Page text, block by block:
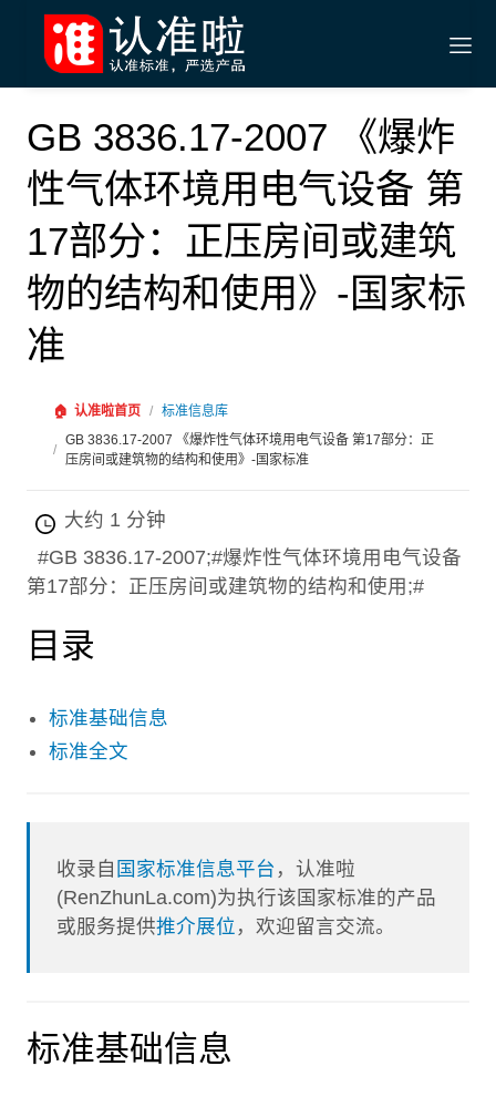
GB 3836.17-2007 《爆炸
性气体环境用电气设备 第
17部分：正压房间或建筑
物的结构和使用》-国家标
准
🏠 认准啦首页 / 标准信息库
/
GB 3836.17-2007 《爆炸性气体环境用电气设备 第17部分：正
压房间或建筑物的结构和使用》-国家标准
大约 1 分钟
#GB 3836.17-2007;#爆炸性气体环境用电气设备
第17部分：正压房间或建筑物的结构和使用;#
目录
标准基础信息
标准全文
收录自 国家标准信息平台 ，认准啦
(RenZhunLa.com)为执行该国家标准的产品
或服务提供推介展位 ，欢迎留言交流。
标准基础信息